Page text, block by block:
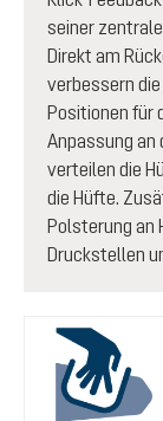
seiner
Direkt am
verbessern
Positionen für
Anpassung an
verteilen die
die Hüfte.
Polsterung an
Druckstellen